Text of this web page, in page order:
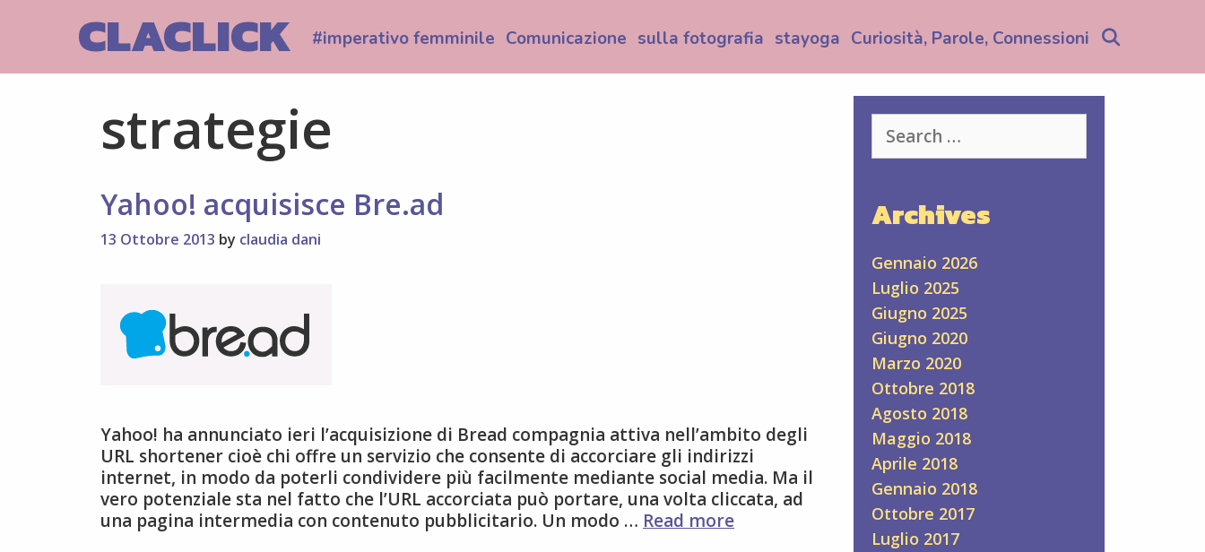
CLACLICK #imperativo femminile Comunicazione sulla fotografia stayoga Curiosità, Parole, Connessioni
strategie
Yahoo! acquisisce Bre.ad
13 Ottobre 2013 by claudia dani
Yahoo! ha annunciato ieri l’acquisizione di Bread compagnia attiva nell’ambito degli
URL shortener cioè chi offre un servizio che consente di accorciare gli indirizzi
internet, in modo da poterli condividere più facilmente mediante social media. Ma il
vero potenziale sta nel fatto che l’URL accorciata può portare, una volta cliccata, ad
una pagina intermedia con contenuto pubblicitario. Un modo … Read moreYahoo!
for:
Archives
Gennaio 2026
Luglio 2025
Giugno 2025
Giugno 2020
Marzo 2020
Ottobre 2018
Agosto 2018
Maggio 2018
Aprile 2018
Gennaio 2018
Ottobre 2017
Luglio 2017